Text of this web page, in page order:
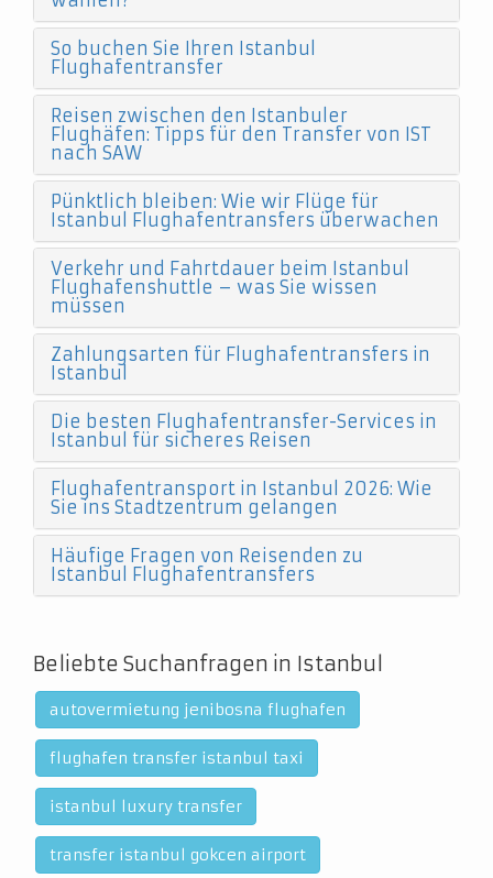
So buchen Sie Ihren Istanbul
Flughafentransfer
Reisen zwischen den Istanbuler
Flughäfen: Tipps für den Transfer von IST
nach SAW
Pünktlich bleiben: Wie wir Flüge für
Istanbul Flughafentransfers überwachen
Verkehr und Fahrtdauer beim Istanbul
Flughafenshuttle – was Sie wissen
müssen
Zahlungsarten für Flughafentransfers in
Istanbul
Die besten Flughafentransfer-Services in
Istanbul für sicheres Reisen
Flughafentransport in Istanbul 2026: Wie
Sie ins Stadtzentrum gelangen
Häufige Fragen von Reisenden zu
Istanbul Flughafentransfers
Beliebte Suchanfragen in Istanbul
autovermietung jenibosna flughafen
flughafen transfer istanbul taxi
istanbul luxury transfer
transfer istanbul gokcen airport